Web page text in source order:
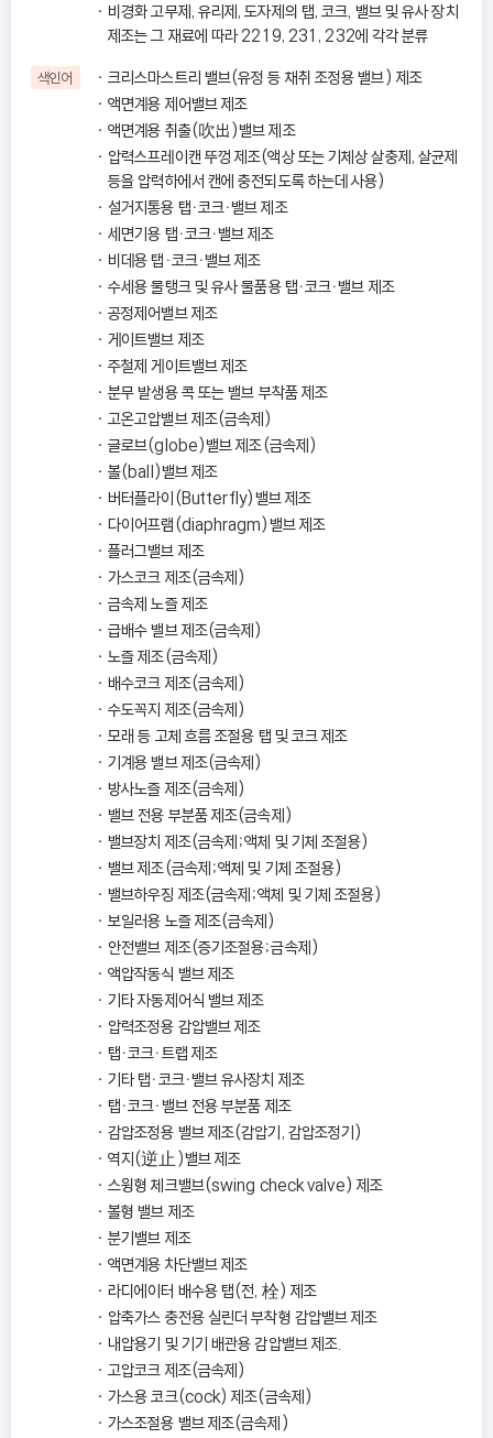
비경화 고무제, 유리제, 도자제의 탭, 코크, 밸브 및 유사 장치
제조는 그 재료에 따라 2219, 231, 232에 각각 분류
색인어
크리스마스트리 밸브(유정 등 채취 조정용 밸브) 제조
액면계용 제어밸브 제조
액면계용 취출(吹出)밸브 제조
압력스프레이캔 뚜껑 제조(액상 또는 기체상 살충제, 살균제
등을 압력하에서 캔에 충전되도록 하는데 사용)
설거지통용 탭ㆍ코크ㆍ밸브 제조
세면기용 탭ㆍ코크ㆍ밸브 제조
비데용 탭ㆍ코크ㆍ밸브 제조
수세용 물탱크 및 유사 물품용 탭ㆍ코크ㆍ밸브 제조
공정제어밸브 제조
게이트밸브 제조
주철제 게이트밸브 제조
분무 발생용 콕 또는 밸브 부착품 제조
고온고압밸브 제조(금속제)
글로브(globe)밸브 제조(금속제)
볼(ball)밸브 제조
버터플라이(Butterfly)밸브 제조
다이어프램(diaphragm)밸브 제조
플러그밸브 제조
가스코크 제조(금속제)
금속제 노즐 제조
급배수 밸브 제조(금속제)
노즐 제조(금속제)
배수코크 제조(금속제)
수도꼭지 제조(금속제)
모래 등 고체 흐름 조절용 탭 및 코크 제조
기계용 밸브 제조(금속제)
방사노즐 제조(금속제)
밸브 전용 부분품 제조(금속제)
밸브장치 제조(금속제；액체 및 기체 조절용)
밸브 제조(금속제；액체 및 기체 조절용)
밸브하우징 제조(금속제；액체 및 기체 조절용)
보일러용 노즐 제조(금속제)
안전밸브 제조(증기조절용；금속제)
액압작동식 밸브 제조
기타 자동제어식 밸브 제조
압력조정용 감압밸브 제조
탭ㆍ코크ㆍ트랩 제조
기타 탭ㆍ코크ㆍ밸브 유사장치 제조
탭ㆍ코크ㆍ밸브 전용 부분품 제조
감압조정용 밸브 제조(감압기, 감압조정기)
역지(逆止)밸브 제조
스윙형 체크밸브(swing check valve) 제조
볼형 밸브 제조
분기밸브 제조
액면계용 차단밸브 제조
라디에이터 배수용 탭(전, 栓) 제조
압축가스 충전용 실린더 부착형 감압밸브 제조
내압용기 및 기기 배관용 감압밸브 제조.
고압코크 제조(금속제)
가스용 코크(cock) 제조(금속제)
가스조절용 밸브 제조(금속제)